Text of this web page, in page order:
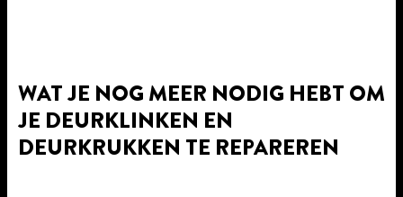
WAT JE NOG MEER NODIG HEBT OM
JE DEURKLINKEN EN
DEURKRUKKEN TE REPAREREN